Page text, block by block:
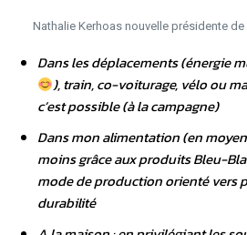
Nathalie Kerhoas nouvelle présidente de
Dans les déplacements (énergie
), train, co-voiturage, vélo ou
c’est possible (à la campagne)
Dans mon alimentation (en
moins grâce aux produits Bleu-
mode de production orienté vers
durabilité